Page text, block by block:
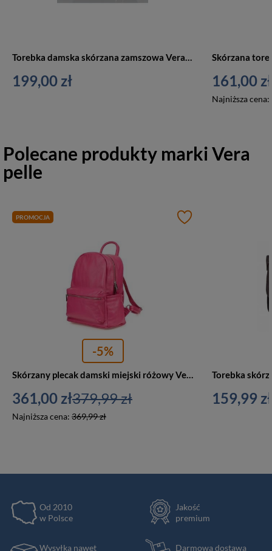
Torebka damska skórzana zamszowa Vera Pelle LN633G listonoszka nerka szara
199,00 zł 161,00 zł
Najniższa cena:
Polecane produkty markiVera
pelle
PROMOCJA
-5%
Skórzany plecak damski miejski różowy Vera Pelle P16
361,00 zł
Najniższa cena: 369,99 zł
379,99 zł 159,99 zł
Od 2010
w Polsce
Jakość
premium
Wysyłka nawet
Darmowa dostawa